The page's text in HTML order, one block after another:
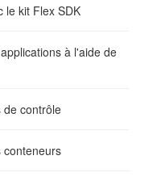
le kit Flex SDK
à l'aide de
de contrôle
conteneurs